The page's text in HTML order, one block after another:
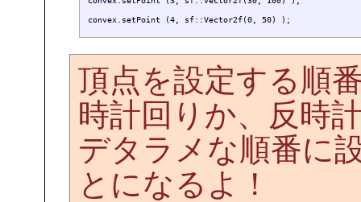
頂点を設定する順
時計回りか、反時
デタラメな順番に
とになるよ！